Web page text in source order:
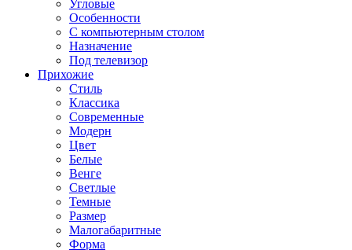
Угловые
Особенности
С компьютерным столом
Назначение
Под телевизор
Прихожие
Стиль
Классика
Современные
Модерн
Цвет
Белые
Венге
Светлые
Темные
Размер
Малогабаритные
Форма